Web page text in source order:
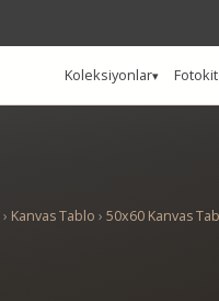
Koleksiyonlar
› Kanvas Tablo › 50x60 Kanvas